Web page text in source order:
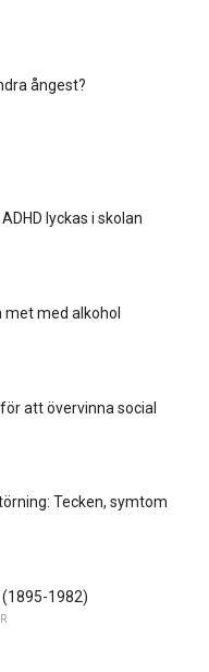
ångest?
lyckas i skolan
med alkohol
att övervinna social
Tecken, symtom
1982)